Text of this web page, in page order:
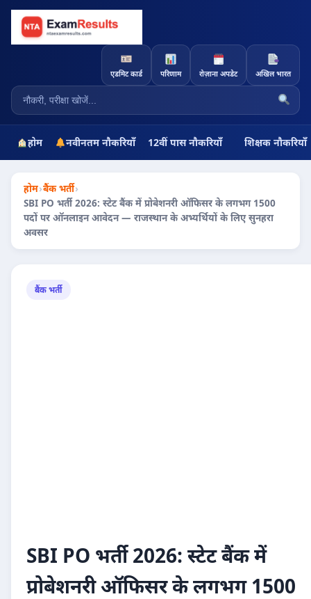
एडमिट कार्ड परिणाम रोज़ाना अपडेट अखिल भारत
होम नवीनतम नौकरियाँ 12वीं पास नौकरियाँ शिक्षक नौकरियाँ
होम›बैंक भर्ती›
SBI PO भर्ती 2026: स्टेट बैंक में प्रोबेशनरी ऑफिसर के लगभग 1500
पदों पर ऑनलाइन आवेदन — राजस्थान के अभ्यर्थियों के लिए सुनहरा
अवसर
बैंक भर्ती
SBI PO भर्ती 2026: स्टेट बैंक में
प्रोबेशनरी ऑफिसर के लगभग 1500